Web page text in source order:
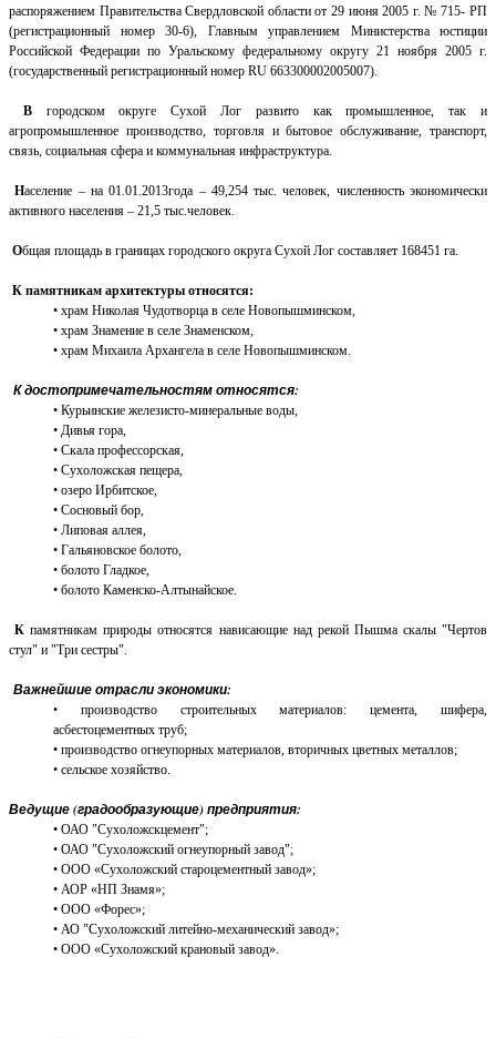
распоряжением Правительства Свердловской области от 29 июня 2005 г. № 715- РП
(регистрационный номер 30-6), Главным управлением Министерства юстиции
Российской Федерации по Уральскому федеральному округу 21 ноября 2005 г.
(государственный регистрационный номер RU 663300002005007).
Вгородском округе Сухой Лог развито как промышленное, так и
агропромышленное производство, торговля и бытовое обслуживание, транспорт,
связь, социальная сфера и коммунальная инфраструктура.
Население – на 01.01.2013года – 49,254 тыс. человек, численность экономически
активного населения – 21,5 тыс.человек.
Общая площадь в границах городского округа Сухой Лог составляет 168451 га.
К памятникам архитектуры относятся:
• храм Николая Чудотворца в селе Новопышминском,
• храм Знамение в селе Знаменском,
• храм Михаила Архангела в селе Новопышминском.
К достопримечательностям относятся:
• Курьинские железисто-минеральные воды,
• Дивья гора,
• Скала профессорская,
• Сухоложская пещера,
• озеро Ирбитское,
• Сосновый бор,
• Липовая аллея,
• Гальяновское болото,
• болото Гладкое,
• болото Каменско-Алтынайское.
К памятникам природы относятся нависающие над рекой Пышма скалы "Чертов
стул" и "Три сестры".
Важнейшие отрасли экономики:
• производство строительных материалов: цемента, шифера,
асбестоцементных труб;
• производство огнеупорных материалов, вторичных цветных металлов;
• сельское хозяйство.
Ведущие (градообразующие) предприятия:
• ОАО "Сухоложскцемент";
• ОАО "Сухоложский огнеупорный завод";
• ООО «Сухоложский староцементный завод»;
• АОР «НП Знамя»;
• ООО «Форес»;
• АО "Сухоложский литейно-механический завод»;
• ООО «Сухоложский крановый завод».